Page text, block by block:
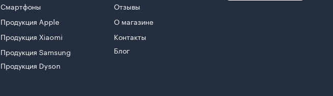
Смартфоны
Продукция Apple
Продукция Xiaomi
Продукция Samsung
Продукция Dyson
Отзывы
О магазине
Контакты
Блог